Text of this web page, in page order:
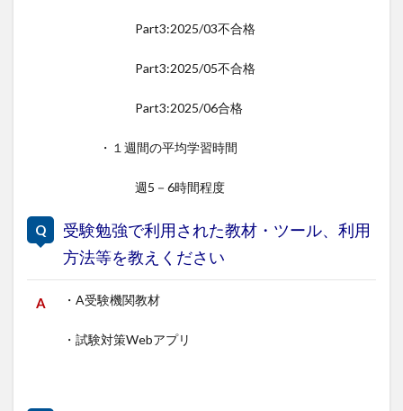
Part3:2025/03不合格
Part3:2025/05不合格
Part3:2025/06合格
・１週間の平均学習時間
週5－6時間程度
受験勉強で利用された教材・ツール、利用
方法等を教えください
・A受験機関教材
・試験対策Webアプリ